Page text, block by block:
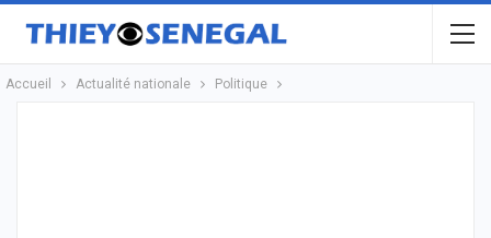
Accueil Actualité nationale Politique